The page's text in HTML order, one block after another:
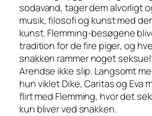
sodavand, tager dem alvorligt
musik, filosofi og kunst med
kunst. Flemming-besøgene
tradition for de fire piger, og
snakken rammer noget
Arendse ikke slip. Langsomt
hun viklet Dike, Caritas og Eva
flirt med Flemming, hvor det
kun bliver ved snakken.